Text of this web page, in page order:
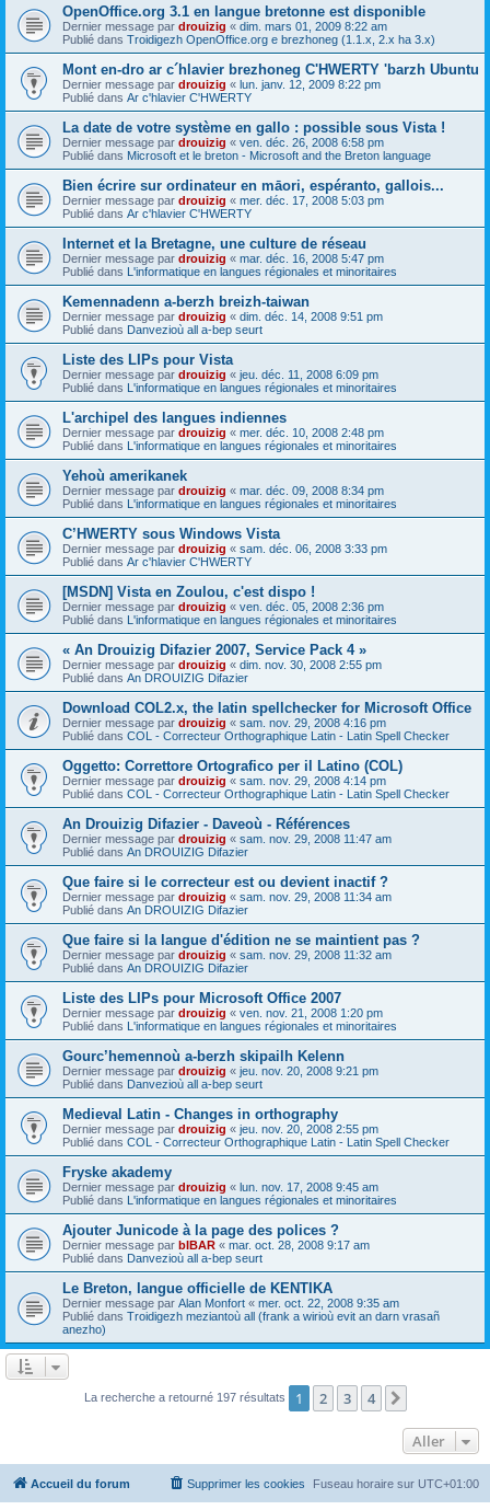
OpenOffice.org 3.1 en langue bretonne est disponible
Dernier message par drouizig « dim. mars 01, 2009 8:22 am
Publié dans Troidigezh OpenOffice.org e brezhoneg (1.1.x, 2.x ha 3.x)
Mont en-dro ar c´hlavier brezhoneg C'HWERTY 'barzh Ubuntu
Dernier message par drouizig « lun. janv. 12, 2009 8:22 pm
Publié dans Ar c'hlavier C'HWERTY
La date de votre système en gallo : possible sous Vista !
Dernier message par drouizig « ven. déc. 26, 2008 6:58 pm
Publié dans Microsoft et le breton - Microsoft and the Breton language
Bien écrire sur ordinateur en māori, espéranto, gallois...
Dernier message par drouizig « mer. déc. 17, 2008 5:03 pm
Publié dans Ar c'hlavier C'HWERTY
Internet et la Bretagne, une culture de réseau
Dernier message par drouizig « mar. déc. 16, 2008 5:47 pm
Publié dans L'informatique en langues régionales et minoritaires
Kemennadenn a-berzh breizh-taiwan
Dernier message par drouizig « dim. déc. 14, 2008 9:51 pm
Publié dans Danvezioù all a-bep seurt
Liste des LIPs pour Vista
Dernier message par drouizig « jeu. déc. 11, 2008 6:09 pm
Publié dans L'informatique en langues régionales et minoritaires
L'archipel des langues indiennes
Dernier message par drouizig « mer. déc. 10, 2008 2:48 pm
Publié dans L'informatique en langues régionales et minoritaires
Yehoù amerikanek
Dernier message par drouizig « mar. déc. 09, 2008 8:34 pm
Publié dans L'informatique en langues régionales et minoritaires
C’HWERTY sous Windows Vista
Dernier message par drouizig « sam. déc. 06, 2008 3:33 pm
Publié dans Ar c'hlavier C'HWERTY
[MSDN] Vista en Zoulou, c'est dispo !
Dernier message par drouizig « ven. déc. 05, 2008 2:36 pm
Publié dans L'informatique en langues régionales et minoritaires
« An Drouizig Difazier 2007, Service Pack 4 »
Dernier message par drouizig « dim. nov. 30, 2008 2:55 pm
Publié dans An DROUIZIG Difazier
Download COL2.x, the latin spellchecker for Microsoft Office
Dernier message par drouizig « sam. nov. 29, 2008 4:16 pm
Publié dans COL - Correcteur Orthographique Latin - Latin Spell Checker
Oggetto: Correttore Ortografico per il Latino (COL)
Dernier message par drouizig « sam. nov. 29, 2008 4:14 pm
Publié dans COL - Correcteur Orthographique Latin - Latin Spell Checker
An Drouizig Difazier - Daveoù - Références
Dernier message par drouizig « sam. nov. 29, 2008 11:47 am
Publié dans An DROUIZIG Difazier
Que faire si le correcteur est ou devient inactif ?
Dernier message par drouizig « sam. nov. 29, 2008 11:34 am
Publié dans An DROUIZIG Difazier
Que faire si la langue d'édition ne se maintient pas ?
Dernier message par drouizig « sam. nov. 29, 2008 11:32 am
Publié dans An DROUIZIG Difazier
Liste des LIPs pour Microsoft Office 2007
Dernier message par drouizig « ven. nov. 21, 2008 1:20 pm
Publié dans L'informatique en langues régionales et minoritaires
Gourc’hemennoù a-berzh skipailh Kelenn
Dernier message par drouizig « jeu. nov. 20, 2008 9:21 pm
Publié dans Danvezioù all a-bep seurt
Medieval Latin - Changes in orthography
Dernier message par drouizig « jeu. nov. 20, 2008 2:55 pm
Publié dans COL - Correcteur Orthographique Latin - Latin Spell Checker
Fryske akademy
Dernier message par drouizig « lun. nov. 17, 2008 9:45 am
Publié dans L'informatique en langues régionales et minoritaires
Ajouter Junicode à la page des polices ?
Dernier message par bIBAR « mar. oct. 28, 2008 9:17 am
Publié dans Danvezioù all a-bep seurt
Le Breton, langue officielle de KENTIKA
Dernier message par Alan Monfort « mer. oct. 22, 2008 9:35 am
Publié dans Troidigezh meziantoù all (frank a wirioù evit an darn vrasañ
anezho)
La recherche a retourné 197 résultats 1 2 3 4
Aller
Accueil du forum Fuseau horaire sur UTC+01:00
Supprimer les cookies